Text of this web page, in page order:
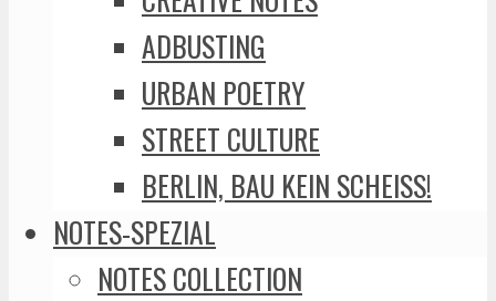
ADBUSTING
URBAN POETRY
STREET CULTURE
BERLIN, BAU KEIN SCHEISS!
NOTES-SPEZIAL
NOTES COLLECTION